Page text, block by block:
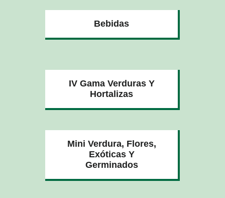
Bebidas
IV Gama Verduras Y
Hortalizas
Mini Verdura, Flores,
Exóticas Y
Germinados